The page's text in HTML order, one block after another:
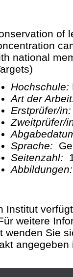
of
national
Hochschule:
Art der
Erstprüfer/
Sprache:
Seitenzahl:
Institut
weitere
wenden Sie